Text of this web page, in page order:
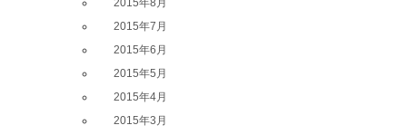
2015年7月
2015年6月
2015年5月
2015年4月
2015年3月